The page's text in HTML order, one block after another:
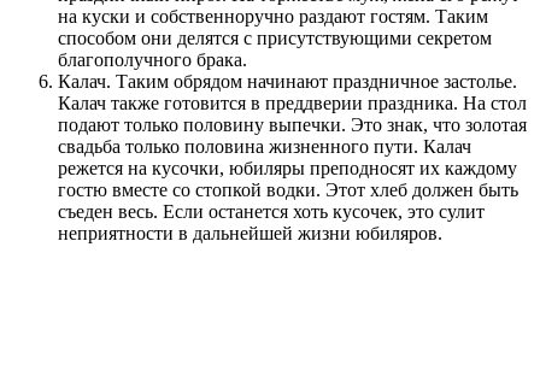
на куски и собственноручно раздают гостям. Таким
способом они делятся с присутствующими секретом
благополучного брака.
Калач. Таким обрядом начинают праздничное застолье.
Калач также готовится в преддверии праздника. На стол
подают только половину выпечки. Это знак, что золотая
свадьба только половина жизненного пути. Калач
режется на кусочки, юбиляры преподносят их каждому
гостю вместе со стопкой водки. Этот хлеб должен быть
съеден весь. Если останется хоть кусочек, это сулит
неприятности в дальнейшей жизни юбиляров.